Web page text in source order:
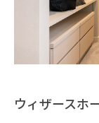
ウィザースホ